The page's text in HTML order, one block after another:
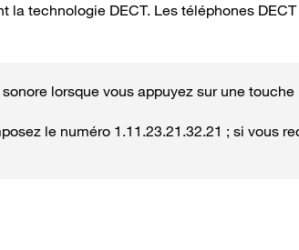
technologie DECT. Les téléphones
lorsque vous appuyez sur une
le numéro 1.11.23.21.32.21 ; si vous